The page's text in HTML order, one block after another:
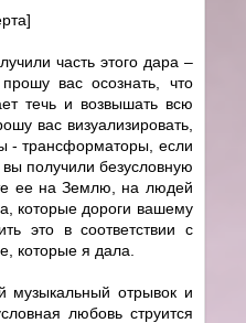
часть этого дара –
вас осознать, что
течь и возвышать всю
вас визуализировать,
- трансформаторы, если
получили безусловную
ее на Землю, на людей
которые дороги вашему
это в соответствии с
которые я дала.
музыкальный отрывок и
любовь струится